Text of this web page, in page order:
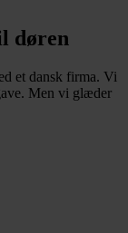
døren
et dansk firma. Vi
Men vi glæder